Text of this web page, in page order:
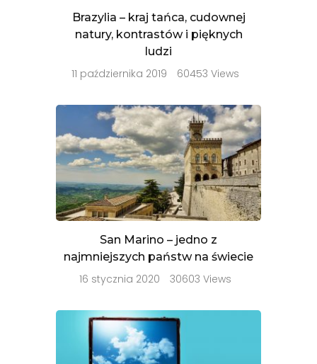
Brazylia – kraj tańca, cudownej
natury, kontrastów i pięknych
ludzi
11 października 2019 60453 Views
San Marino – jedno z
najmniejszych państw na świecie
16 stycznia 2020 30603 Views